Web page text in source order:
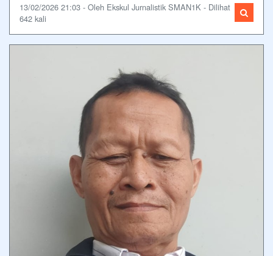
13/02/2026 21:03 - Oleh Ekskul Jurnalistik SMAN1K - Dilihat
642 kali